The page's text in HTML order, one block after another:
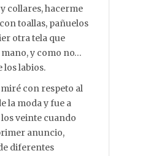
collares, hacerme
toallas, pañuelos
otra tela que
y como no…
los labios.
con respeto al
la moda y fue a
veinte cuando
anuncio,
diferentes